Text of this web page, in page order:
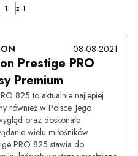
z 1
08-08-2021
Prestige PRO
Premium
825 to aktualnie najlepiej
również w Polsce. Jego
oraz doskonałe
wielu miłośników
PRO 825 stawia do